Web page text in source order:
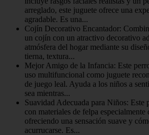
arreglado, este juguete ofrece una
agradable. Es una...
Cojín Decorativo Encantador:
un cojín con un atractivo decorativo
atmósfera del hogar mediante su
tierna, textura...
Mejor Amigo de la Infancia: Este
uso multifuncional como juguete
de juego leal. Ayuda a los niños a
sea mientras...
Suavidad Adecuada para Niños: Este
con materiales de felpa especialmente
ofreciendo una sensación suave y
acurrucarse. Es...